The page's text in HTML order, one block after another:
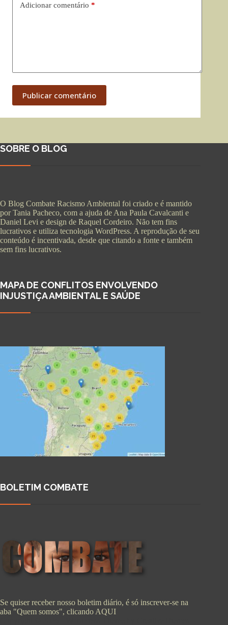
Adicionar comentário *
Publicar comentário
SOBRE O BLOG
O Blog Combate Racismo Ambiental foi criado e é mantido
por Tania Pacheco, com a ajuda de Ana Paula Cavalcanti e
Daniel Levi e design de Raquel Cordeiro. Não tem fins
lucrativos e utiliza tecnologia WordPress. A reprodução de seu
conteúdo é incentivada, desde que citando a fonte e também
sem fins lucrativos.
MAPA DE CONFLITOS ENVOLVENDO
INJUSTIÇA AMBIENTAL E SAÚDE
BOLETIM COMBATE
Se quiser receber nosso boletim diário, é só inscrever-se na
aba "Quem somos", clicandoAQUI